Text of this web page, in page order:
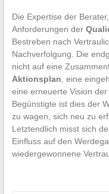
Die Expertise der
Anforderungen der
Bestreben nach
Nachverfolgung. Die
nicht auf eine
Aktionsplan , eine
eine erneuerte Vision
Begünstigte ist dies der
zu wagen, sich neu zu
Letztendlich misst sich
Einfluss auf den
wiedergewonnene